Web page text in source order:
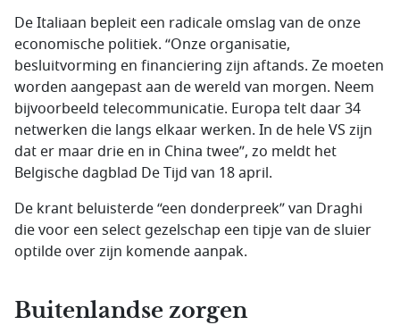
De Italiaan bepleit een radicale omslag van de onze
economische politiek. “Onze organisatie,
besluitvorming en financiering zijn aftands. Ze moeten
worden aangepast aan de wereld van morgen. Neem
bijvoorbeeld telecommunicatie. Europa telt daar 34
netwerken die langs elkaar werken. In de hele VS zijn
dat er maar drie en in China twee”, zo meldt het
Belgische dagblad De Tijd van 18 april.
De krant beluisterde “een donderpreek” van Draghi
die voor een select gezelschap een tipje van de sluier
optilde over zijn komende aanpak.
Buitenlandse zorgen